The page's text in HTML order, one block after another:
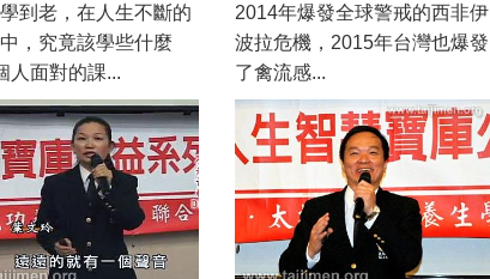
到老，在人生不斷的
，究竟該學些什麼
人面對的課...
2014年爆發全球警戒的西非伊
波拉危機，2015年台灣也爆發
了禽流感...